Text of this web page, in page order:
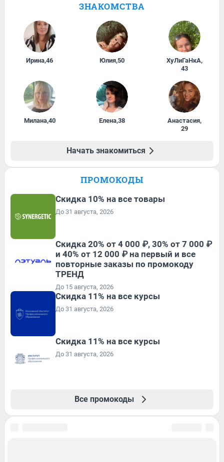
ЗНАКОМСТВА
Ирина,46 Юлия,50 ХуЛиГаНкА,
43
Милана,40 Елена,38 Анастасия,
29
Начать знакомиться
ПРОМОКОДЫ
Скидка 10% на все товары
До 31 августа, 2026
Скидка 20% от 4 000 ₽, 30% от 7 000 ₽
и 40% от 12 000 ₽ на первый и все
повторные заказы по промокоду
ТРЕНД
До 15 августа, 2026
Скидка 11% на все курсы
До 31 августа, 2026
Скидка 11% на все курсы
До 31 августа, 2026
Все промокоды